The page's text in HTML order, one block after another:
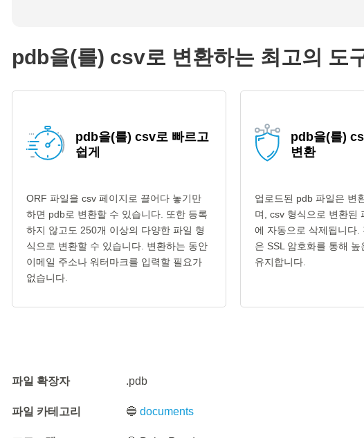
pdb을(를) csv로 변환하는 최고의 도
pdb을(를) csv로 빠르고
쉽게
ORF 파일을 csv 페이지로 끌어다 놓기만
하면 pdb로 변환할 수 있습니다. 또한 등록
하지 않고도 250개 이상의 다양한 파일 형
식으로 변환할 수 있습니다. 변환하는 동안
이메일 주소나 워터마크를 입력할 필요가
없습니다.
pdb을(를)
변환
업로드된 pdb 파일은 변
며, csv 형식으로 변환된
에 자동으로 삭제됩니다.
은 SSL 암호화를 통해
유지합니다.
파일 확장자 .pdb
파일 카테고리 🔵documents